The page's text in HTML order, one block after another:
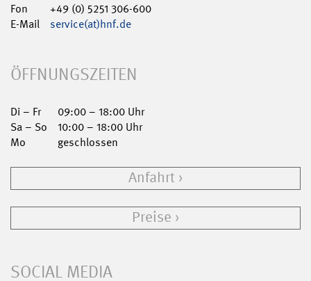
Fon
+49 (0) 5251 306-600
E-Mail
service(at)hnf.de
ÖFFNUNGSZEITEN
Di – Fr
09:00 – 18:00 Uhr
Sa – So
10:00 – 18:00 Uhr
Mo
geschlossen
Anfahrt
Preise
SOCIAL MEDIA